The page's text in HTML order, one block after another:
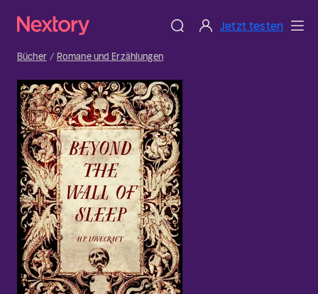
Jetzt testen
Bücher Romane und Erzählungen